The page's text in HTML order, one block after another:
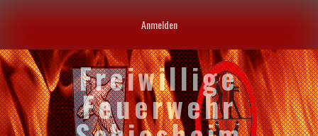
Anmelden
Freiwillige
Feuerwehr